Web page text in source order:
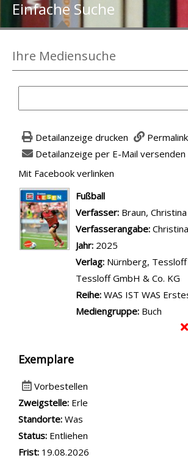
Einfache Suche
Ihre Mediensuche
Detailanzeige drucken
Detailanzeige per E-Mail versenden
Mit Facebook verlinken
wird in neuem Tab geöffnet
Fußball
Verfasser: Suche nach
Braun,
Verfasserangabe:
Jahr: 2025
Verlag: Nürnberg,
Tessloff GmbH & Co. KG
Reihe: WAS IST WAS
Mediengruppe: Buch
Exemplare
Vorbestellen
Zweigstelle: Erle
Standorte: Was
Status: Entliehen
Frist: 19.08.2026